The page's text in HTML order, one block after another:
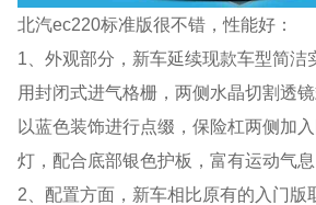
北汽ec220标准版很不错，性能好：
1、外观部分，新车延续现款车型简洁
用封闭式进气格栅，两侧水晶切割透
以蓝色装饰进行点缀，保险杠两侧加
灯，配合底部银色护板，富有运动气息
2、配置方面，新车相比原有的入门版